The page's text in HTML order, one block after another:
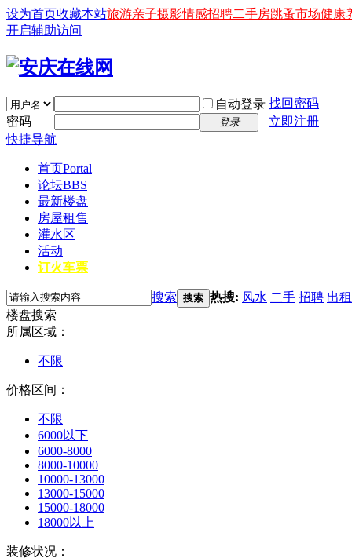
设为首页收藏本站旅游亲子摄影情感招聘二手房跳蚤市场健康
开启辅助访问
自动登录 找回密码
密码
登录
立即注册
快捷导航
首页Portal
论坛BBS
最新楼盘
房屋租售
灌水区
活动
订火车票
搜索 搜索 热搜: 风水 二手 招聘 出租
楼盘搜索
所属区域：
不限
价格区间：
不限
6000以下
6000-8000
8000-10000
10000-13000
13000-15000
15000-18000
18000以上
装修状况：